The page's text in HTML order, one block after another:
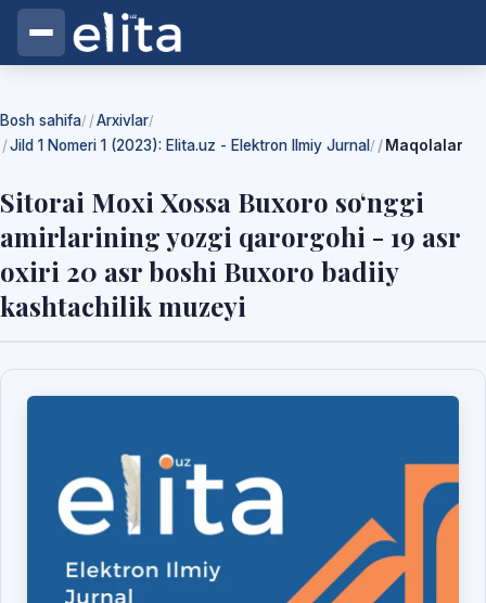
Bosh sahifa/ Arxivlar/
Jild 1 Nomeri 1 (2023): Elita.uz - Elektron Ilmiy Jurnal / Maqolalar
Sitorai Moxi Xossa Buxoro so‘nggi
amirlarining yozgi qarorgohi - 19 asr
oxiri 20 asr boshi Buxoro badiiy
kashtachilik muzeyi